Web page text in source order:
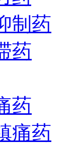
制药
药
药
痛药